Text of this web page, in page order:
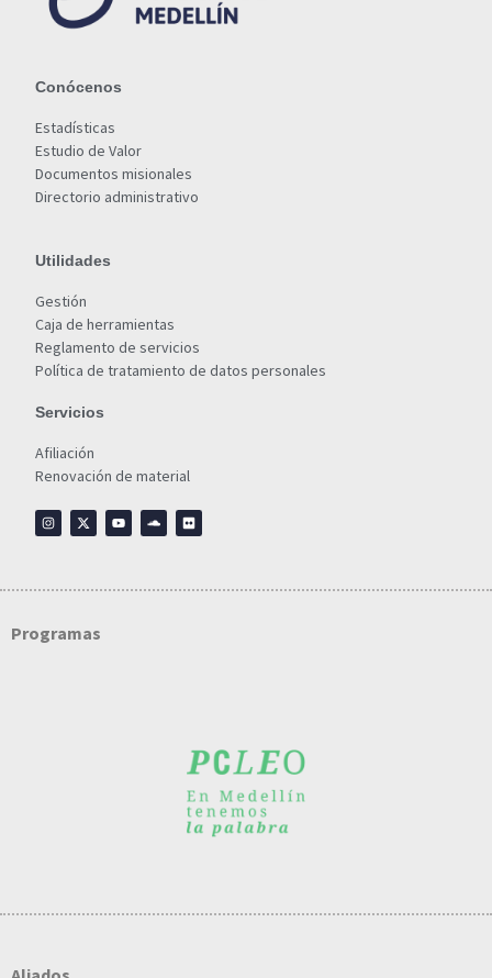
Conócenos
Estadísticas
Estudio de Valor
Documentos misionales
Directorio administrativo
Utilidades
Gestión
Caja de herramientas
Reglamento de servicios
Política de tratamiento de datos personales
Servicios
Afiliación
Renovación de material
Programas